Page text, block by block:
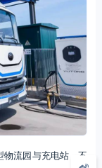
流园与充电站，不